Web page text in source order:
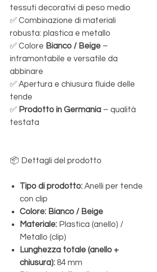
tessuti decorativi di peso medio
✅ Combinazione di materiali
robusta: plastica e metallo
✅ Colore Bianco / Beige –
intramontabile e versatile da
abbinare
✅ Apertura e chiusura fluide delle
tende
✅ Prodotto in Germania – qualità
testata
📦 Dettagli del prodotto
Tipo di prodotto: Anelli per tende
con clip
Colore: Bianco / Beige
Materiale: Plastica (anello) /
Metallo (clip)
Lunghezza totale (anello +
chiusura): 84 mm